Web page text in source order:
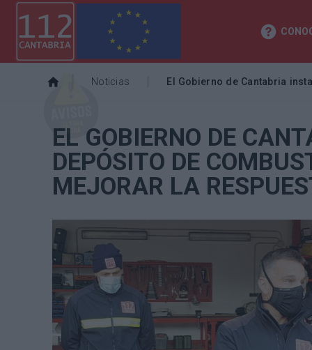
Noticias El Gobierno de Cantabria
EL GOBIERNO DE
DEPÓSITO DE
MEJORAR LA